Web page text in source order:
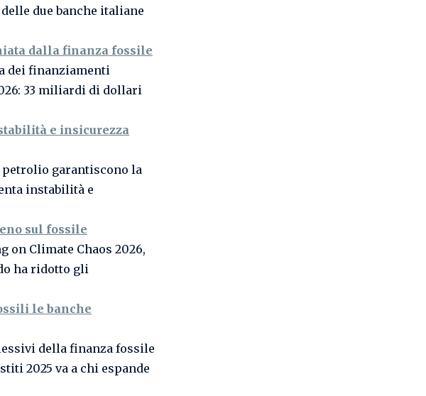
due banche italiane
dalla finanza fossile
dei finanziamenti
33 miliardi di dollari
e insicurezza
petrolio garantiscono la
instabilità e
sul fossile
on Climate Chaos 2026,
ha ridotto gli
le banche
della finanza fossile
2025 va a chi espande